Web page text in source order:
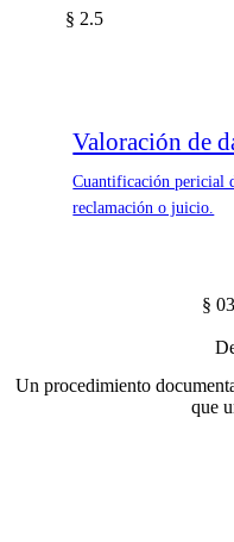
§ 2.5
Valoración de
Cuantificación pericial
reclamación o juicio.
§
Un procedimiento
que